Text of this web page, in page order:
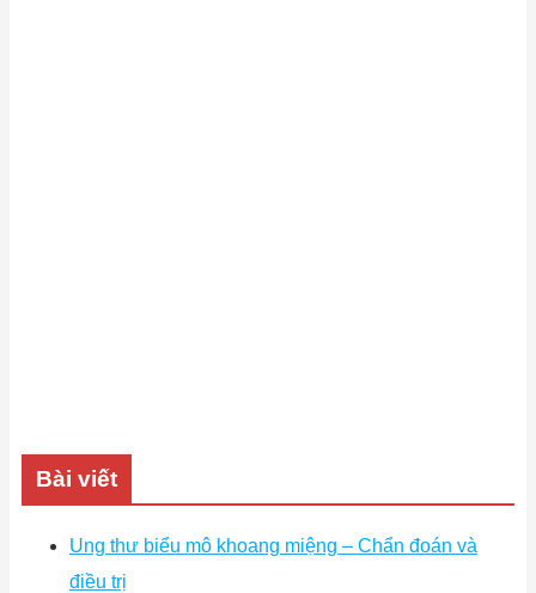
Bài viết
Ung thư biểu mô khoang miệng – Chẩn đoán và
điều trị